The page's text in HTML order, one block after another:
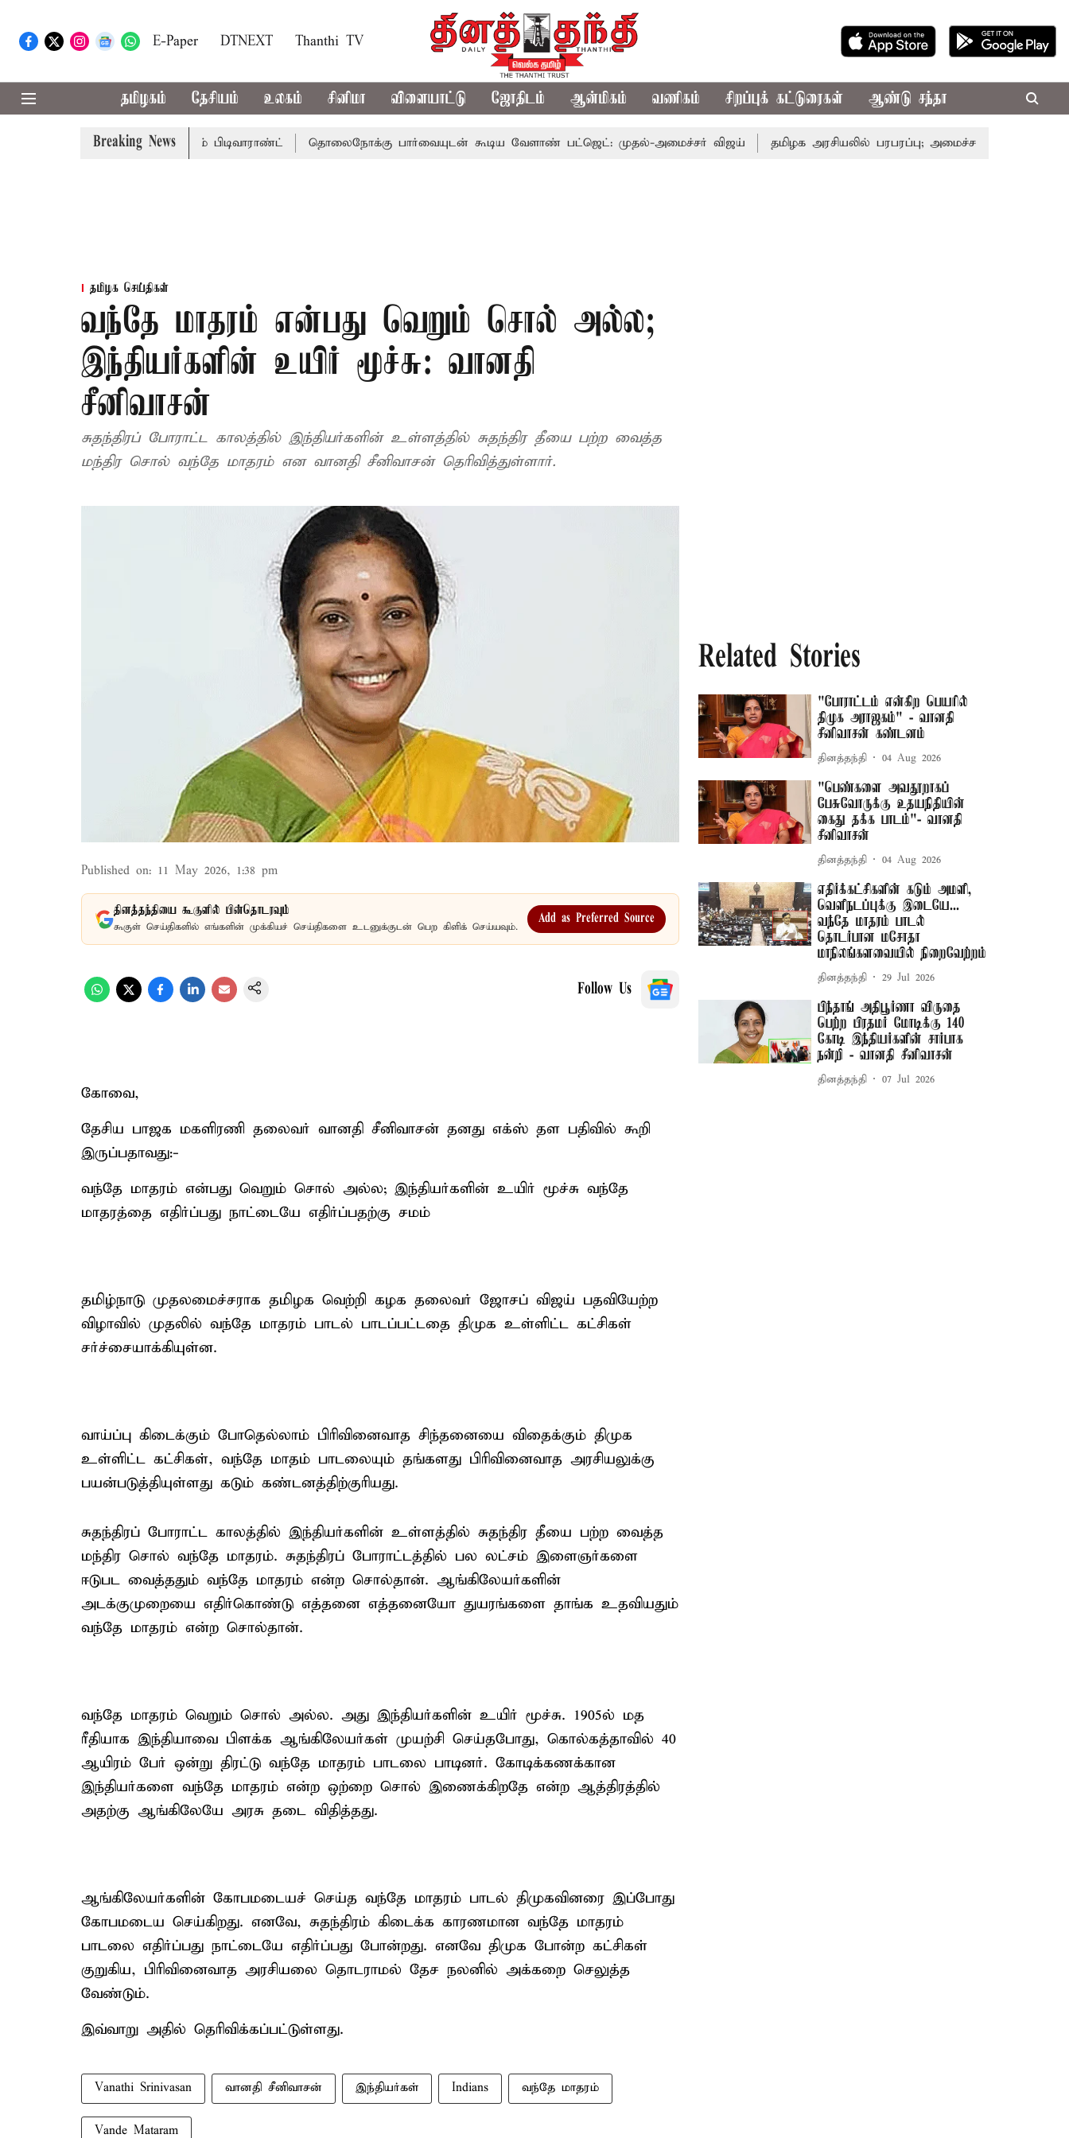
E-Paper DTNEXT Thanthi TV
தமிழகம் தேசியம் உலகம் சினிமா விளையாட்டு ஜோதிடம் ஆன்மிகம் வணிகம் சிறப்புக் கட்டுரைகள் ஆண்டு சந்தா
Breaking News
சென்னை நீதிமன்றம் பிடிவாராண்ட் தொலைநோக்கு பார்வையுடன் கூடிய வேளாண் பட்ஜெட்: முதல்-அமைச்சர் விஜய் தமிழக அரசியலில் பரபரப்பு; அமைச்சர் ஆனந்த் உடன் சி.வி.
தமிழக செய்திகள்
வந்தே மாதரம் என்பது வெறும் சொல் அல்ல;
இந்தியர்களின் உயிர் மூச்சு: வானதி
சீனிவாசன்
சுதந்திரப் போராட்ட காலத்தில் இந்தியர்களின் உள்ளத்தில் சுதந்திர தீயை பற்ற வைத்த
மந்திர சொல் வந்தே மாதரம் என வானதி சீனிவாசன் தெரிவித்துள்ளார்.
Published on: 11 May 2026, 1:38 pm
தினத்தந்தியை கூகுளில் பின்தொடரவும்
கூகுள் செய்திகளில் எங்களின் முக்கியச் செய்திகளை உடனுக்குடன் பெற கிளிக் செய்யவும்.
Add as Preferred Source
Follow Us
கோவை,
தேசிய பாஜக மகளிரணி தலைவர் வானதி சீனிவாசன் தனது எக்ஸ் தள பதிவில் கூறி
இருப்பதாவது:-
வந்தே மாதரம் என்பது வெறும் சொல் அல்ல; இந்தியர்களின் உயிர் மூச்சு வந்தே
மாதரத்தை எதிர்ப்பது நாட்டையே எதிர்ப்பதற்கு சமம்
தமிழ்நாடு முதலமைச்சராக தமிழக வெற்றி கழக தலைவர் ஜோசப் விஜய் பதவியேற்ற
விழாவில் முதலில் வந்தே மாதரம் பாடல் பாடப்பட்டதை திமுக உள்ளிட்ட கட்சிகள்
சர்ச்சையாக்கியுள்ன.
வாய்ப்பு கிடைக்கும் போதெல்லாம் பிரிவினைவாத சிந்தனையை விதைக்கும் திமுக
உள்ளிட்ட கட்சிகள், வந்தே மாதம் பாடலையும் தங்களது பிரிவினைவாத அரசியலுக்கு
பயன்படுத்தியுள்ளது கடும் கண்டனத்திற்குரியது.
சுதந்திரப் போராட்ட காலத்தில் இந்தியர்களின் உள்ளத்தில் சுதந்திர தீயை பற்ற வைத்த
மந்திர சொல் வந்தே மாதரம். சுதந்திரப் போராட்டத்தில் பல லட்சம் இளைஞர்களை
ஈடுபட வைத்ததும் வந்தே மாதரம் என்ற சொல்தான். ஆங்கிலேயர்களின்
அடக்குமுறையை எதிர்கொண்டு எத்தனை எத்தனையோ துயரங்களை தாங்க உதவியதும்
வந்தே மாதரம் என்ற சொல்தான்.
வந்தே மாதரம் வெறும் சொல் அல்ல. அது இந்தியர்களின் உயிர் மூச்சு. 1905ல் மத
ரீதியாக இந்தியாவை பிளக்க ஆங்கிலேயர்கள் முயற்சி செய்தபோது, கொல்கத்தாவில் 40
ஆயிரம் பேர் ஒன்று திரட்டு வந்தே மாதரம் பாடலை பாடினர். கோடிக்கணக்கான
இந்தியர்களை வந்தே மாதரம் என்ற ஒற்றை சொல் இணைக்கிறதே என்ற ஆத்திரத்தில்
அதற்கு ஆங்கிலேயே அரசு தடை விதித்தது.
ஆங்கிலேயர்களின் கோபமடையச் செய்த வந்தே மாதரம் பாடல் திமுகவினரை இப்போது
கோபமடைய செய்கிறது. எனவே, சுதந்திரம் கிடைக்க காரணமான வந்தே மாதரம்
பாடலை எதிர்ப்பது நாட்டையே எதிர்ப்பது போன்றது. எனவே திமுக போன்ற கட்சிகள்
குறுகிய, பிரிவினைவாத அரசியலை தொடராமல் தேச நலனில் அக்கறை செலுத்த
வேண்டும்.
இவ்வாறு அதில் தெரிவிக்கப்பட்டுள்ளது.
Vanathi Srinivasan வானதி சீனிவாசன் இந்தியர்கள் Indians வந்தே மாதரம்
Vande Mataram
Related Stories
"போராட்டம் என்கிற பெயரில்
திமுக அராஜகம்" - வானதி
சீனிவாசன் கண்டனம்
தினத்தந்தி 04 Aug 2026
"பெண்களை அவதூறாகப்
பேசுவோருக்கு உதயநிதியின்
கைது தக்க பாடம்"- வானதி
சீனிவாசன்
தினத்தந்தி 04 Aug 2026
எதிர்க்கட்சிகளின் கடும் அமளி,
வெளிநடப்புக்கு இடையே...
வந்தே மாதரம் பாடல்
தொடர்பான மசோதா
மாநிலங்களவையில் நிறைவேற்றம்
தினத்தந்தி 29 Jul 2026
பிந்தாங் அதிபூர்ணா விருதை
பெற்ற பிரதமர் மோடிக்கு 140
கோடி இந்தியர்களின் சார்பாக
நன்றி - வானதி சீனிவாசன்
தினத்தந்தி 07 Jul 2026